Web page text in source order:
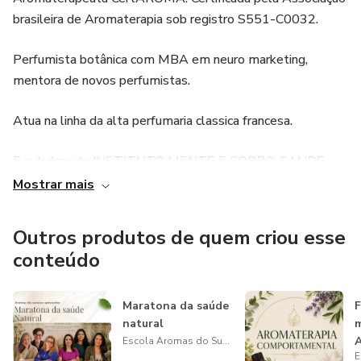
brasileira de Aromaterapia sob registro S551-C0032.
Perfumista botânica com MBA em neuro marketing,
mentora de novos perfumistas.
Atua na linha da alta perfumaria classica francesa.
Fundadora do INSTITUTO MENTE E CORPO, SAUDE
INTEGRATIVA E AROMATERAPIA
brasileiro de micro expressão facial).
Cognitiva, e Nova medicina Germânica Heilkunde.
Atua do também como mentora e supervisora de carreira e
Mostrar mais
Outros produtos de quem criou esse
conteúdo
Maratona da saúde
natural
Escola Aromas do Sucesso | Tatiana Dias